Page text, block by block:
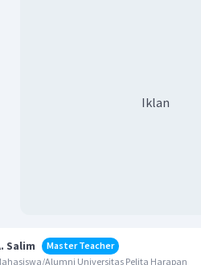
Iklan
Salim
Master Teacher
Alumni Universitas Pelita Harapan